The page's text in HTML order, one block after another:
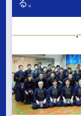
る。